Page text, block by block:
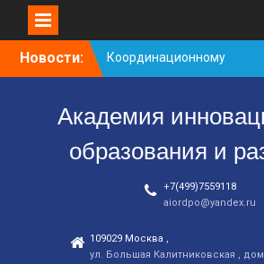
Новости:
Координационному
центру-25 лет!
группа
С юбилеем КЦ!
Академия
образования и
+7(499)7559118
aiordpo@yandex.ru
109029 Москва ,
ул. Большая Калитниковская ,